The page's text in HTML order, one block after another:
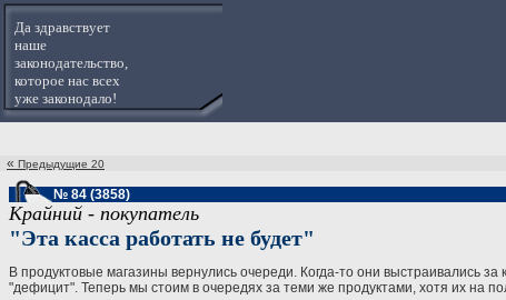
Да здравствует
наше
законодательство,
которое нас всех
уже законодало!
« Предыдущие 20
№ 84 (3858)
Крайний - покупатель
"Эта касса работать не будет"
В продуктовые магазины вернулись очереди. Когда-то они выстраивались
"дефицит". Теперь мы стоим в очередях за теми же продуктами, хотя их на